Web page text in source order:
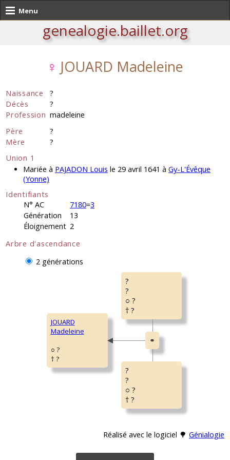
Menu
genealogie.baillet.org
♀ JOUARD Madeleine
Naissance
?
Décès
?
Profession madeleine
Père
?
Mère
?
Union 1
Mariée à PAJADON Louis le 29 avril 1641 à Gy-L'Évêque
(Yonne)
Identifiants
N° AC
7180=3
Génération
13
Éloignement 2
Arbre d'ascendance
2 générations
JOUARD
Madeleine
○ ?
† ?
?
?
○ ?
† ?
?
?
○ ?
† ?
Réalisé avec le logiciel 🌳 Génialogie